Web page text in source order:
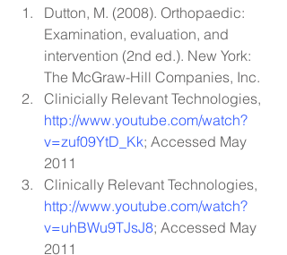
Dutton, M. (2008). Orthopaedic:
Examination, evaluation, and
intervention (2nd ed.). New York:
The McGraw-Hill Companies, Inc.
Clinicially Relevant Technologies,
http://www.youtube.com/watch?
v=zuf09YtD_Kk; Accessed May
2011
Clinically Relevant Technologies,
http://www.youtube.com/watch?
v=uhBWu9TJsJ8; Accessed May
2011